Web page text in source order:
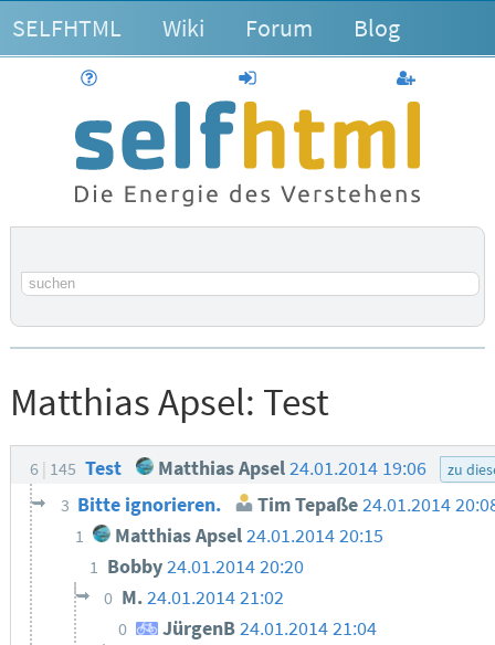
SELFHTML Wiki Forum Blog
anmelden
Suchbegriff
Matthias Apsel: Test
6 145 Test Matthias Apsel 24.01.2014 19:06 zu
3 Bitte ignorieren. Tim Tepaße24.01.2014
1 Matthias Apsel 24.01.2014 20:15
1 Bobby24.01.2014 20:20
0 M.24.01.2014 21:02
0 JürgenB24.01.2014 21:04